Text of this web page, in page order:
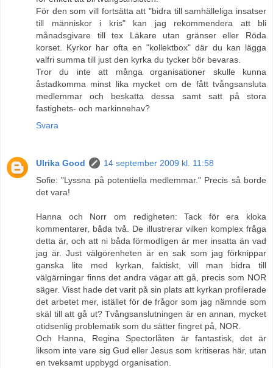
För den som vill fortsätta att "bidra till samhälleliga insatser
till människor i kris" kan jag rekommendera att bli
månadsgivare till tex Läkare utan gränser eller Röda
korset. Kyrkor har ofta en "kollektbox" där du kan lägga
valfri summa till just den kyrka du tycker bör bevaras.
Tror du inte att många organisationer skulle kunna
åstadkomma minst lika mycket om de fått tvångsansluta
medlemmar och beskatta dessa samt satt på stora
fastighets- och markinnehav?
Svara
Ulrika Good
14 september 2009 kl. 11:58
Sofie: "Lyssna på potentiella medlemmar." Precis så borde
det vara!
Hanna och Norr om redigheten: Tack för era kloka
kommentarer, båda två. De illustrerar vilken komplex fråga
detta är, och att ni båda förmodligen är mer insatta än vad
jag är. Just välgörenheten är en sak som jag förknippar
ganska lite med kyrkan, faktiskt, vill man bidra till
välgärningar finns det andra vägar att gå, precis som NOR
säger. Visst hade det varit på sin plats att kyrkan profilerade
det arbetet mer, istället för de frågor som jag nämnde som
skäl till att gå ut? Tvångsanslutningen är en annan, mycket
otidsenlig problematik som du sätter fingret på, NOR.
Och Hanna, Regina Spectorlåten är fantastisk, det är
liksom inte vare sig Gud eller Jesus som kritiseras här, utan
en tveksamt uppbygd organisation.